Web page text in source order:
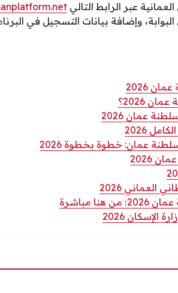
عبر الرابط التالي
وإضافة بيانات التسجيل في
2026
2026؟
عمان 2026
2026
عمان: خطوة بخطوة 2026
2026
2026
مباشرة
2026